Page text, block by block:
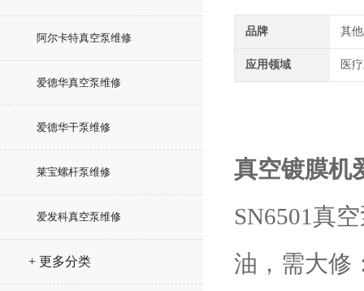
阿尔卡特真空泵维修
爱德华真空泵维修
爱德华干泵维修
莱宝螺杆泵维修
爱发科真空泵维修
+ 更多分类
品牌 其
应用领域 医
真空镀膜机
SN6501真
油，需大修